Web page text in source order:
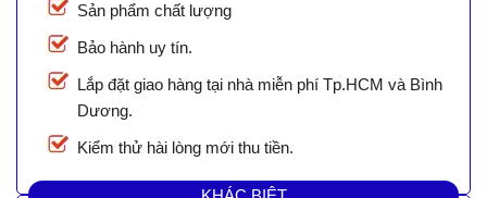
Sản phẩm chất lượng
Bảo hành uy tín.
Lắp đặt giao hàng tại nhà miễn phí Tp.HCM và Bình
Dương.
Kiểm thử hài lòng mới thu tiền.